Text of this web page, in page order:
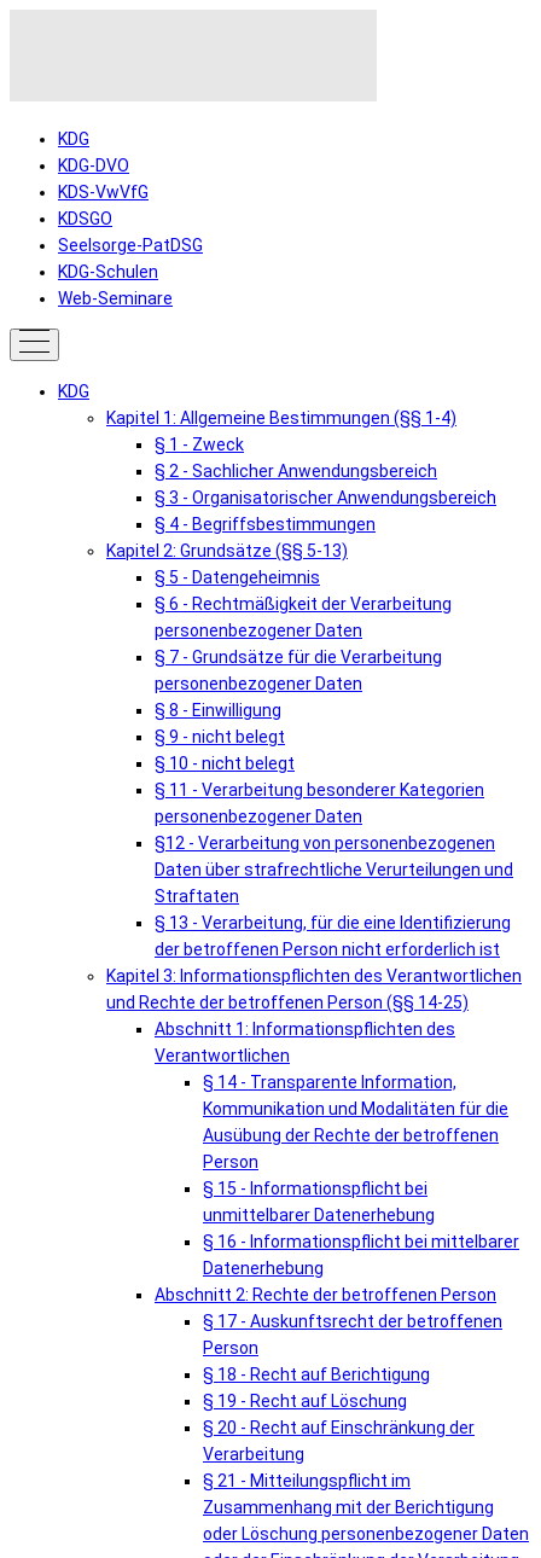
KDG
KDG-DVO
KDS-VwVfG
KDSGO
Seelsorge-PatDSG
KDG-Schulen
Web-Seminare
KDG
Kapitel 1: Allgemeine Bestimmungen (§§ 1-4)
§ 1 - Zweck
§ 2 - Sachlicher Anwendungsbereich
§ 3 - Organisatorischer Anwendungsbereich
§ 4 - Begriffsbestimmungen
Kapitel 2: Grundsätze (§§ 5-13)
§ 5 - Datengeheimnis
§ 6 - Rechtmäßigkeit der Verarbeitung
personenbezogener Daten
§ 7 - Grundsätze für die Verarbeitung
personenbezogener Daten
§ 8 - Einwilligung
§ 9 - nicht belegt
§ 10 - nicht belegt
§ 11 - Verarbeitung besonderer Kategorien
personenbezogener Daten
§12 - Verarbeitung von personenbezogenen
Daten über strafrechtliche Verurteilungen und
Straftaten
§ 13 - Verarbeitung, für die eine Identifizierung
der betroffenen Person nicht erforderlich ist
Kapitel 3: Informationspflichten des Verantwortlichen
und Rechte der betroffenen Person (§§ 14-25)
Abschnitt 1: Informationspflichten des
Verantwortlichen
§ 14 - Transparente Information,
Kommunikation und Modalitäten für die
Ausübung der Rechte der betroffenen
Person
§ 15 - Informationspflicht bei
unmittelbarer Datenerhebung
§ 16 - Informationspflicht bei mittelbarer
Datenerhebung
Abschnitt 2: Rechte der betroffenen Person
§ 17 - Auskunftsrecht der betroffenen
Person
§ 18 - Recht auf Berichtigung
§ 19 - Recht auf Löschung
§ 20 - Recht auf Einschränkung der
Verarbeitung
§ 21 - Mitteilungspflicht im
Zusammenhang mit der Berichtigung
oder Löschung personenbezogener Daten